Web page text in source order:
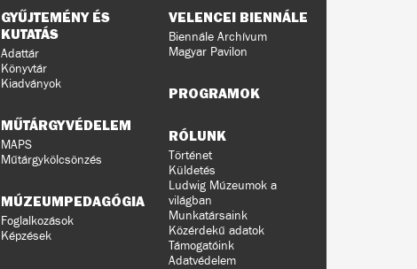
GYŰJTEMÉNY ÉS
KUTATÁS
Adattár
Könyvtár
Kiadványok
MŰTÁRGYVÉDELEM
MAPS
Műtárgykölcsönzés
MÚZEUMPEDAGÓGIA
Foglalkozások
Képzések
VELENCEI BIENNÁLE
Biennále Archívum
Magyar Pavilon
PROGRAMOK
RÓLUNK
Történet
Küldetés
Ludwig Múzeumok a
világban
Munkatársaink
Közérdekű adatok
Támogatóink
Adatvédelem